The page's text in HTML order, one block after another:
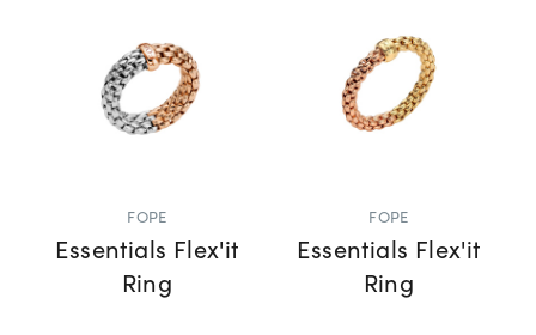
FOPE
Essentials Flex'it
Ring
FOPE
Essentials Flex'it
Ring